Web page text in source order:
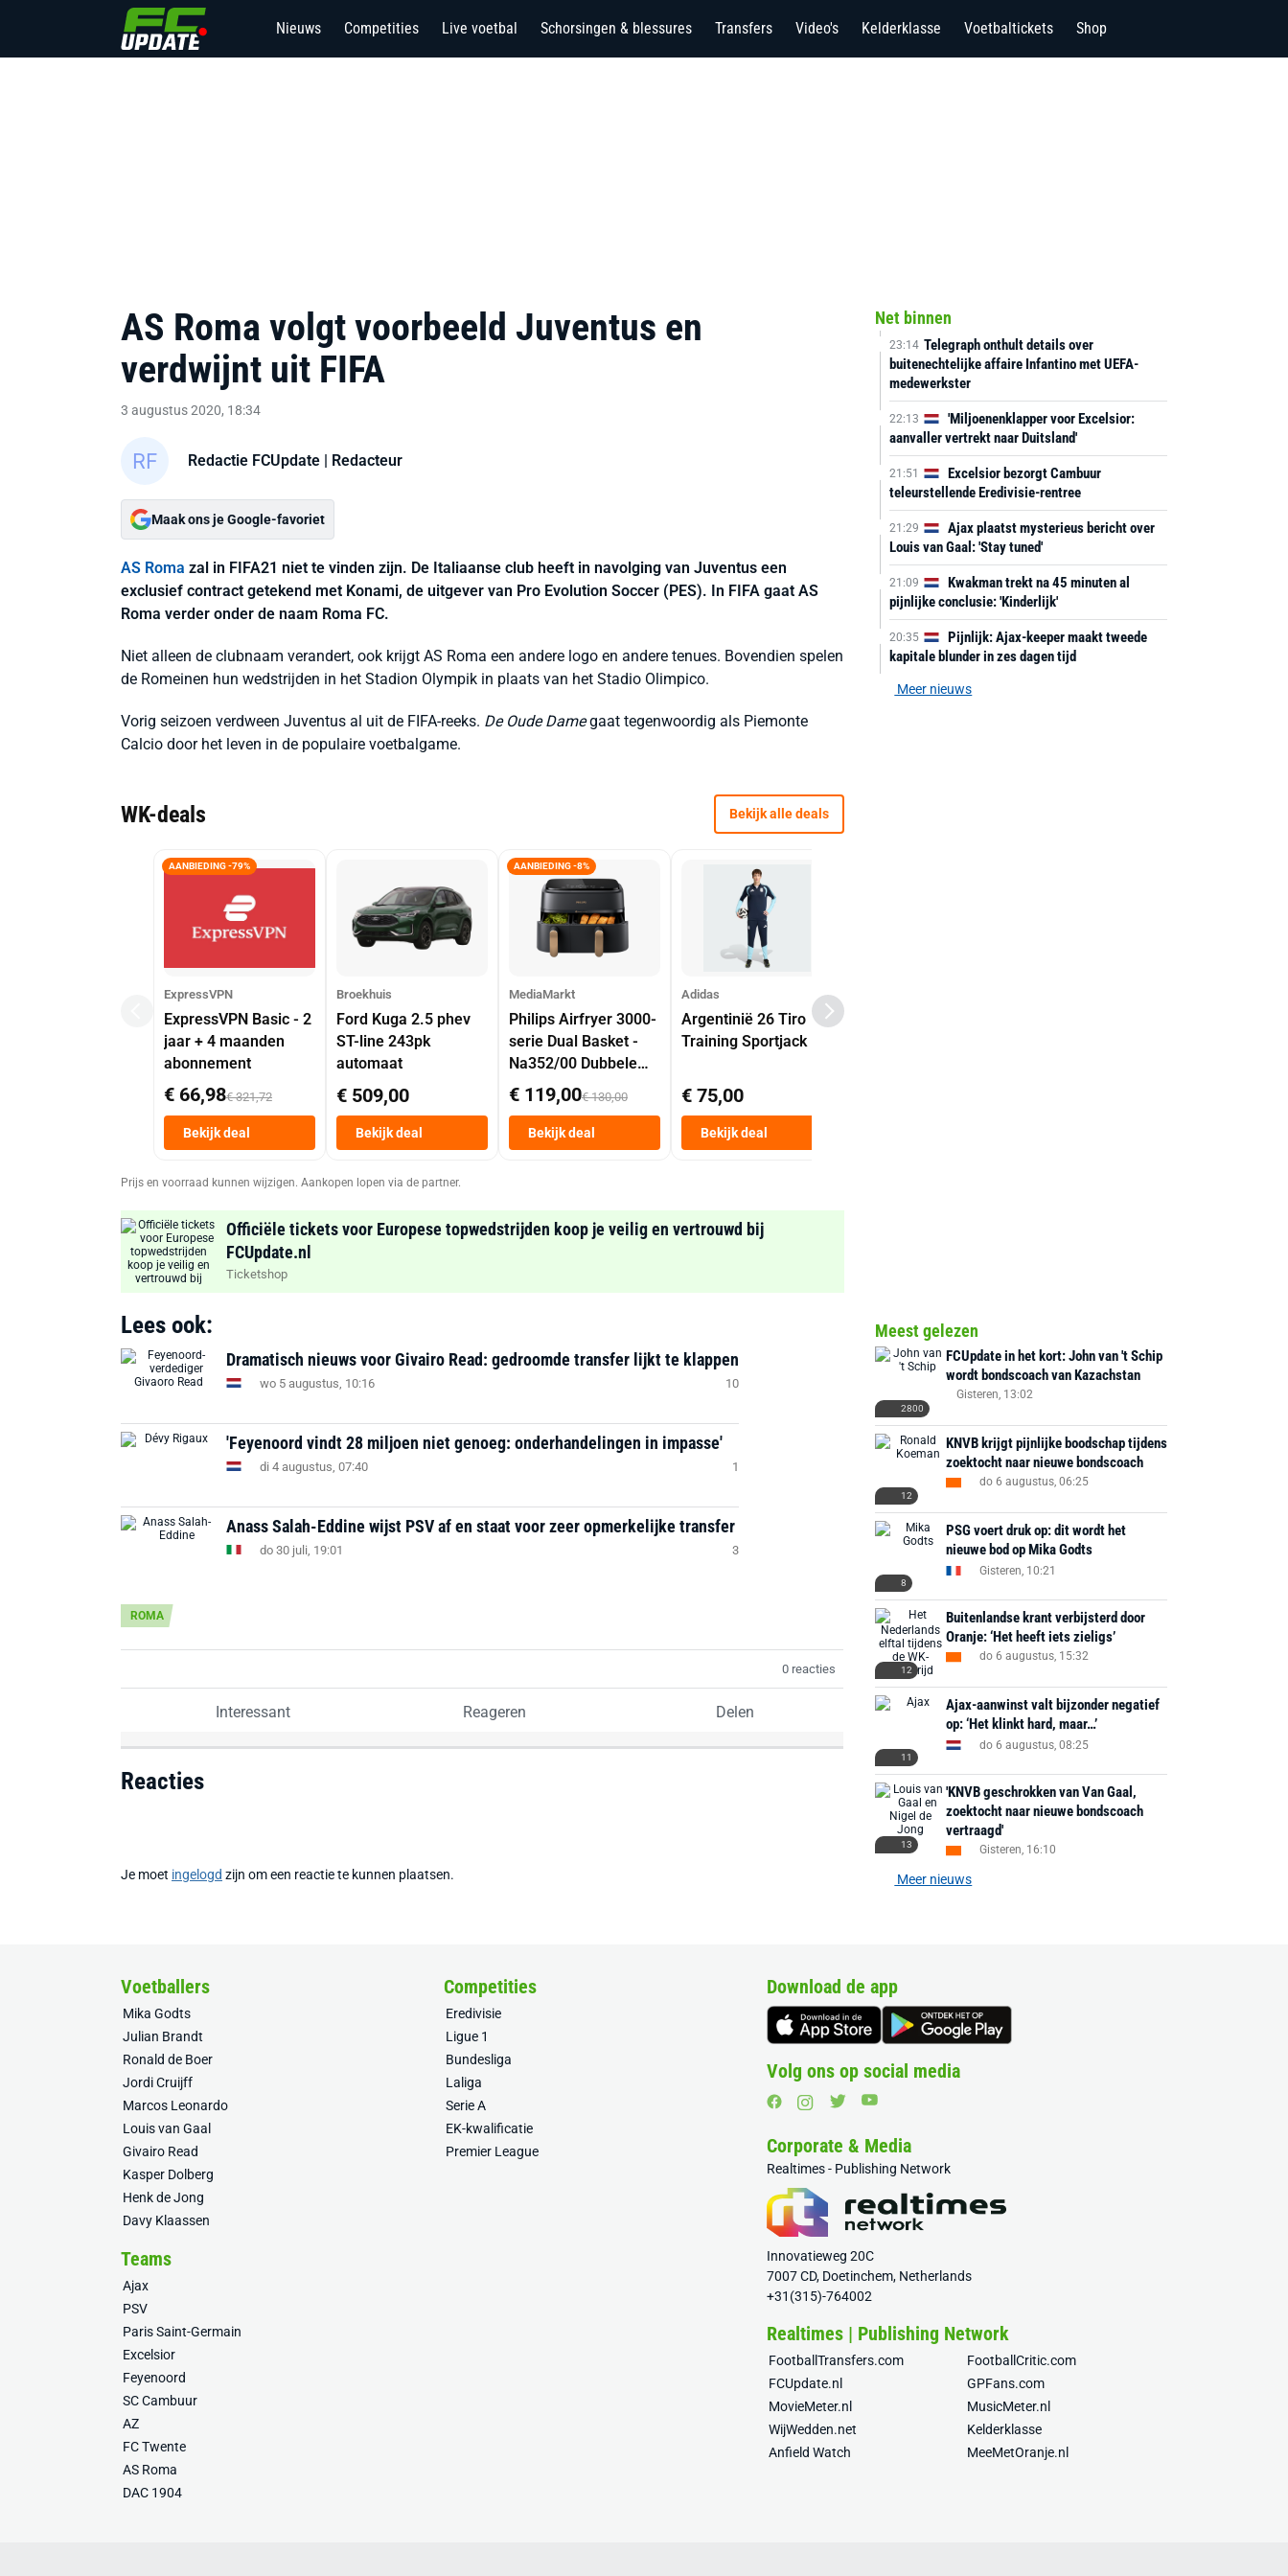
Nieuws Competities Live voetbal Schorsingen & blessures Transfers Video's Kelderklasse Voetbaltickets Shop
AS Roma volgt voorbeeld Juventus en
verdwijnt uit FIFA
3 augustus 2020, 18:34
Redactie FCUpdate | Redacteur
Maak ons je Google-favoriet
AS Roma zal in FIFA21 niet te vinden zijn. De Italiaanse club heeft in navolging van Juventus een
exclusief contract getekend met Konami, de uitgever van Pro Evolution Soccer (PES). In FIFA gaat AS
Roma verder onder de naam Roma FC.
Niet alleen de clubnaam verandert, ook krijgt AS Roma een andere logo en andere tenues. Bovendien spelen
de Romeinen hun wedstrijden in het Stadion Olympik in plaats van het Stadio Olimpico.
Vorig seizoen verdween Juventus al uit de FIFA-reeks. De Oude Damegaat tegenwoordig als Piemonte
Calcio door het leven in de populaire voetbalgame.
WK-deals Bekijk alle deals
AANBIEDING -79%
ExpressVPN
ExpressVPN Basic - 2
jaar + 4 maanden
abonnement
€ 66,98€ 321,72
Bekijk deal
Broekhuis
Ford Kuga 2.5 phev
ST-line 243pk
automaat
€ 509,00
Bekijk deal
AANBIEDING -8%
MediaMarkt
Philips Airfryer 3000-
serie Dual Basket -
Na352/00 Dubbele
Mand 9 L Tot 6
Personen
Heteluchtfriteuse
Zwart
€ 119,00€ 130,00
Bekijk deal
Adidas
Argentinië 26 Tiro
Training Sportjack
€ 75,00
Bekijk deal
Prijs en voorraad kunnen wijzigen. Aankopen lopen via de partner.
Officiële tickets voor Europese topwedstrijden koop je veilig en vertrouwd bij
FCUpdate.nl
Ticketshop
Lees ook:
Dramatisch nieuws voor Givairo Read: gedroomde transfer lijkt te klappen
wo 5 augustus, 10:16 10
'Feyenoord vindt 28 miljoen niet genoeg: onderhandelingen in impasse'
di 4 augustus, 07:40 1
Anass Salah-Eddine wijst PSV af en staat voor zeer opmerkelijke transfer
do 30 juli, 19:01 3
ROMA
0 reacties
Interessant Reageren Delen
Reacties
Je moet ingelogd zijn om een reactie te kunnen plaatsen.
Net binnen
23:14 Telegraph onthult details over
buitenechtelijke affaire Infantino met UEFA-
medewerkster
22:13
'Miljoenenklapper voor Excelsior:
aanvaller vertrekt naar Duitsland'
21:51
Excelsior bezorgt Cambuur
teleurstellende Eredivisie-rentree
21:29
Ajax plaatst mysterieus bericht over
Louis van Gaal: 'Stay tuned'
21:09
Kwakman trekt na 45 minuten al
pijnlijke conclusie: 'Kinderlijk'
20:35
Pijnlijk: Ajax-keeper maakt tweede
kapitale blunder in zes dagen tijd
Meer nieuws
Meest gelezen
2800
FCUpdate in het kort: John van 't Schip
wordt bondscoach van Kazachstan
Gisteren, 13:02
12
KNVB krijgt pijnlijke boodschap tijdens
zoektocht naar nieuwe bondscoach
do 6 augustus, 06:25
8
PSG voert druk op: dit wordt het
nieuwe bod op Mika Godts
Gisteren, 10:21
12
Buitenlandse krant verbijsterd door
Oranje: ‘Het heeft iets zieligs’
do 6 augustus, 15:32
11
Ajax-aanwinst valt bijzonder negatief
op: ‘Het klinkt hard, maar…’
do 6 augustus, 08:25
13
'KNVB geschrokken van Van Gaal,
zoektocht naar nieuwe bondscoach
vertraagd'
Gisteren, 16:10
Meer nieuws
Voetballers
Mika Godts
Julian Brandt
Ronald de Boer
Jordi Cruijff
Marcos Leonardo
Louis van Gaal
Givairo Read
Kasper Dolberg
Henk de Jong
Davy Klaassen
Competities
Eredivisie
Ligue 1
Bundesliga
Laliga
Serie A
EK-kwalificatie
Premier League
Teams
Ajax
PSV
Paris Saint-Germain
Excelsior
Feyenoord
SC Cambuur
AZ
FC Twente
AS Roma
DAC 1904
Download de app
Volg ons op social media
Corporate & Media
Realtimes - Publishing Network
Innovatieweg 20C
7007 CD, Doetinchem, Netherlands
+31(315)-764002
Realtimes | Publishing Network
FootballTransfers.com
FootballCritic.com
FCUpdate.nl
GPFans.com
MovieMeter.nl
MusicMeter.nl
WijWedden.net
Kelderklasse
Anfield Watch
MeeMetOranje.nl